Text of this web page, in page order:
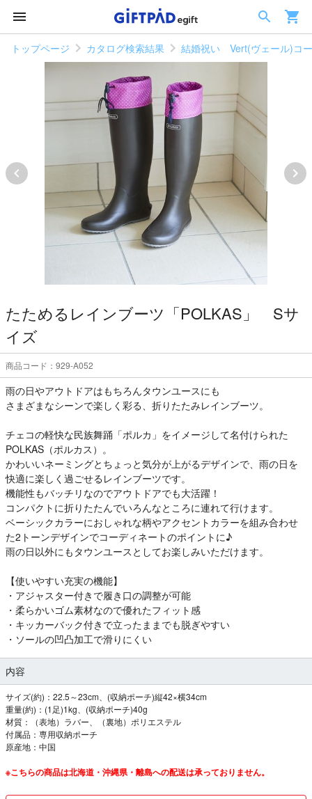
トップページ カタログ検索結果 結婚祝い Vert(ヴェール)コ
たためるレインブーツ「POLKAS」 Sサ
イズ
商品コード：929-A052
雨の日やアウトドアはもちろんタウンユースにも
さまざまなシーンで楽しく彩る、折りたたみレインブーツ。
チェコの軽快な民族舞踊「ポルカ」をイメージして名付けられた
POLKAS（ポルカス）。
かわいいネーミングとちょっと気分が上がるデザインで、雨の日を
快適に楽しく過ごせるレインブーツです。
機能性もバッチリなのでアウトドアでも大活躍！
コンパクトに折りたたんでいろんなところに連れて行けます。
ベーシックカラーにおしゃれな柄やアクセントカラーを組み合わせ
た2トーンデザインでコーディネートのポイントに♪
雨の日以外にもタウンユースとしてお楽しみいただけます。
【使いやすい充実の機能】
・アジャスター付きで履き口の調整が可能
・柔らかいゴム素材なので優れたフィット感
・キッカーバック付きで立ったままでも脱ぎやすい
・ソールの凹凸加工で滑りにくい
内容
サイズ(約)：22.5～23cm、(収納ポーチ)縦42×横34cm
重量(約)：(1足)1kg、(収納ポーチ)40g
材質：（表地）ラバー、（裏地）ポリエステル
付属品：専用収納ポーチ
原産地：中国
※こちらの商品は北海道・沖縄県・離島への配送は承っておりません。